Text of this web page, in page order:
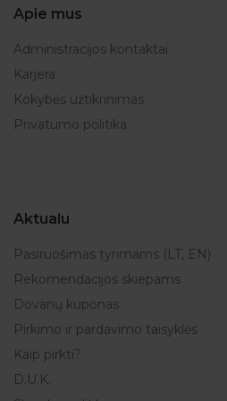
Apie mus
Administracijos kontaktai
Karjera
Kokybės užtikrinimas
Privatumo politika
Aktualu
Pasiruošimas tyrimams (LT, EN)
Rekomendacijos skiepams
Dovanų kuponas
Pirkimo ir pardavimo taisyklės
Kaip pirkti?
D.U.K.